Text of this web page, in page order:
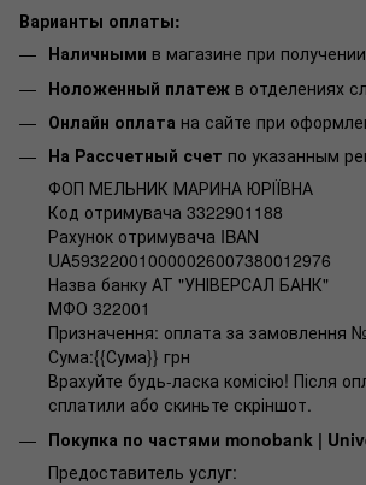
Варианты оплаты:
Наличными в магазине при
Ноложенный платеж в отделениях
Онлайн оплата на сайте при
На Рассчетный счет по указанным
ФОП МЕЛЬНИК МАРИНА ЮРІЇВНА
Код отримувача 3322901188
Рахунок отримувача IBAN
UA593220010000026007380012976
Назва банку АТ "УНІВЕРСАЛ БАНК"
МФО 322001
Призначення: оплата за замовлення
Сума:{{Сума}} грн
Врахуйте будь-ласка комісію! Після
сплатили або скиньте скріншот.
Покупка по частями monobank |
Предоставитель услуг: